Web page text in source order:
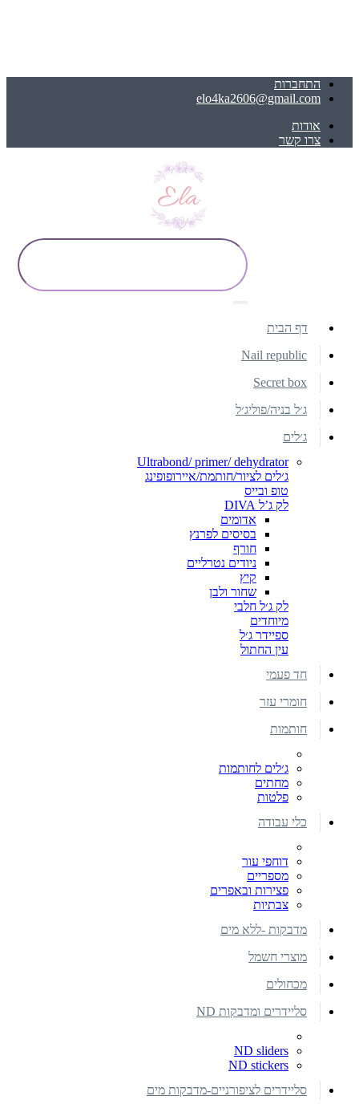
התחברות
elo4ka2606@gmail.com
אודות
צרו קשר
דף הבית
Nail republic
Secret box
ג׳ל בניה/פוליג׳ל
ג׳לים
Ultrabond/ primer/ dehydrator
ג׳לים לציור/חותמת/איירופופינג
טופ ובייס
לק ג’ל DIVA
אדומים
בסיסים לפרנץ
חורף
ניודים נטרליים
קיץ
שחור ולבן
לק ג׳ל חלבי
מיוחדים
ספיידר ג׳ל
עין החתול
חד פעמי
חומרי עזר
חותמות
ג׳לים לחותמות
מחתים
פלטות
כלי עבודה
דוחפי עור
מספריים
פצירות ובאפרים
צבתיות
מדבקות -ללא מים
מוצרי חשמל
מכחולים
סליידרים ומדבקות ND
ND sliders
ND stickers
סליידרים לציפורניים-מדבקות מים